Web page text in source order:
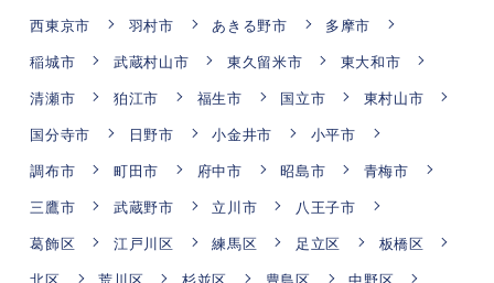
西東京市
羽村市 あきる野市
多摩市
稲城市
武蔵村山市 東久留米市
東大和市
清瀬市
狛江市 福生市 国立市
東村山市
国分寺市
日野市 小金井市
小平市
調布市
町田市 府中市 昭島市
青梅市
三鷹市
武蔵野市 立川市
八王子市
葛飾区
江戸川区 練馬区 足立区
板橋区
北区
荒川区 杉並区 豊島区
中野区